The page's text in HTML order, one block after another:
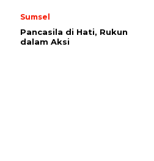
Sumsel
Pancasila di Hati, Rukun
dalam Aksi